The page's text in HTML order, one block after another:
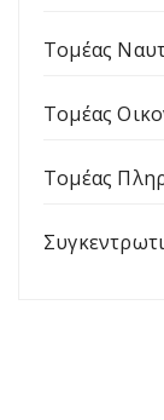
Τομέας
Τομέας
Τομέας